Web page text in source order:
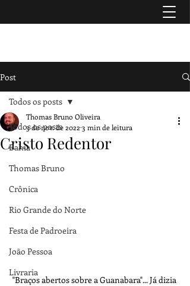
Post
Todos os posts
Bahia
Thomas Bruno
Crônica
Rio Grande do Norte
Festa de Padroeira
João Pessoa
Livraria
Todos os posts
Cristo Redentor
Thomas Bruno Oliveira
3 de nov. de 2022 3 min de leitura
"Braços abertos sobre a Guanabara"... Já dizia